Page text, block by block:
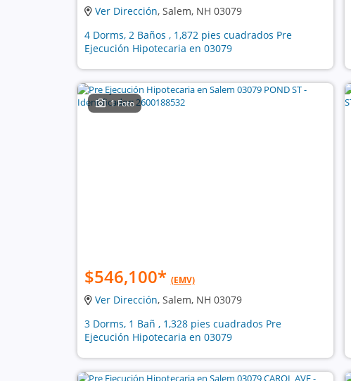
Ver Dirección, Salem, NH 03079
4 Dorms, 2 Baños , 1,872 pies cuadrados Pre
Ejecución Hipotecaria en 03079
1 Foto
$546,100* (EMV)
Ver Dirección, Salem, NH 03079
3 Dorms, 1 Bañ , 1,328 pies cuadrados Pre
Ejecución Hipotecaria en 03079